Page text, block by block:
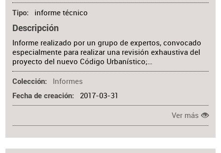
Tipo informe técnico
Descripción
Informe realizado por un grupo de expertos, convocado
especialmente para realizar una revisión exhaustiva del
proyecto del nuevo Código Urbanístico;…
Colección Informes
Fecha de creación 2017-03-31
Ver más